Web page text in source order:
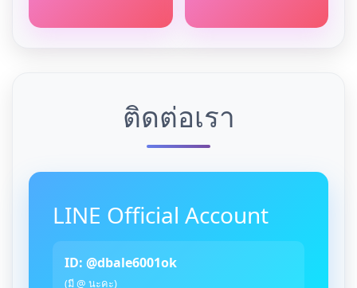
ติดต่อเรา
LINE Official Account
ID: @dbale6001ok
(มี @ นะคะ)